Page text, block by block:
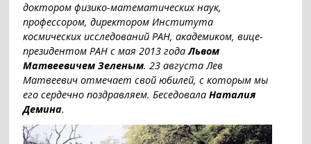
доктором физико-математических наук,
профессором, директором Института
космических исследований РАН, академиком, вице-
президентом РАН с мая 2013 годаЛьвом
Матвеевичем Зеленым. 23 августа Лев
Матвеевич отмечает свой юбилей, с которым мы
его сердечно поздравляем. БеседовалаНаталия
Демина.